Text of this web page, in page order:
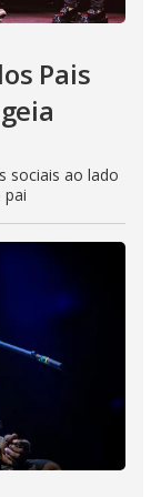
Pais
sociais ao lado
pai